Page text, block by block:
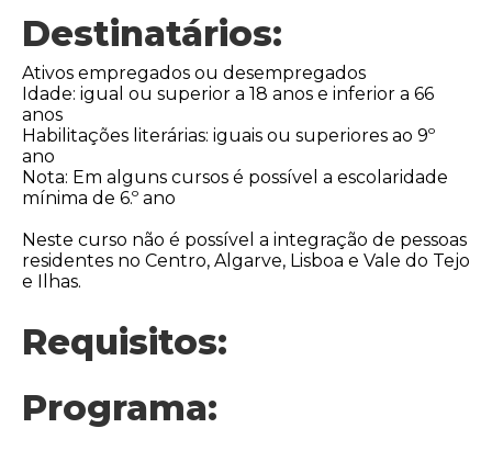
Destinatários:
Ativos empregados ou desempregados
Idade: igual ou superior a 18 anos e inferior a 66
anos
Habilitações literárias: iguais ou superiores ao 9º
ano
Nota: Em alguns cursos é possível a escolaridade
mínima de 6.º ano
Neste curso não é possível a integração de pessoas
residentes no Centro, Algarve, Lisboa e Vale do Tejo
e Ilhas.
Requisitos:
Programa: